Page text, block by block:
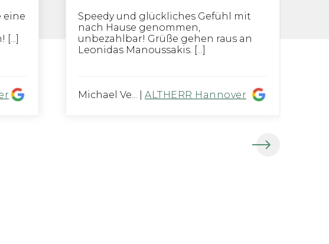
eine
Speedy und glückliches Gefühl mit
nach Hause genommen,
unbezahlbar! Grüße gehen raus an
Leonidas Manoussakis. [...]
Michael Ve... ALTHERR Hannover